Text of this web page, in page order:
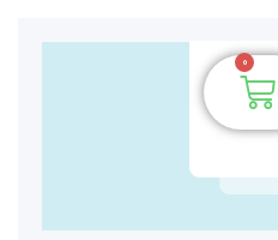
0
سبد
خرید